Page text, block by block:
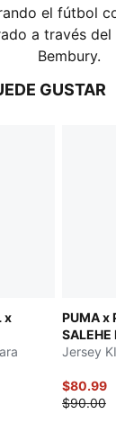
el fútbol
a través
Bembury.
GUSTAR
x
PUMA x
SALEHE
Jersey
$80.99
$90.00